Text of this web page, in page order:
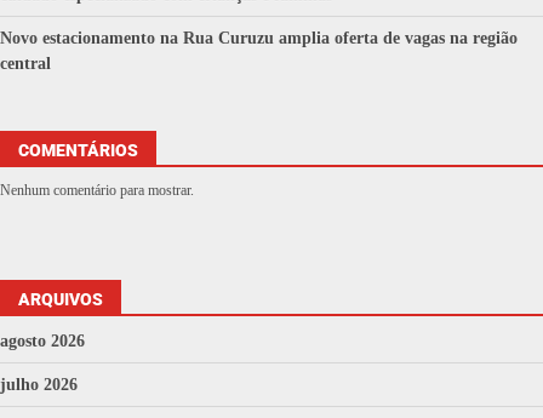
Novo estacionamento na Rua Curuzu amplia oferta de vagas na região
central
COMENTÁRIOS
Nenhum comentário para mostrar.
ARQUIVOS
agosto 2026
julho 2026